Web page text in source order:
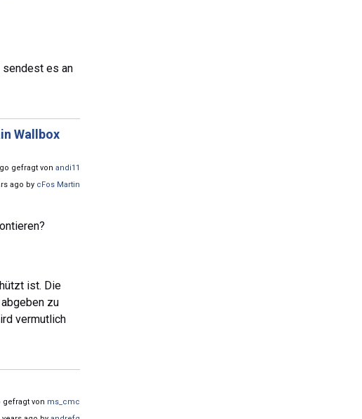
sendest es an
Wallbox
gefragt von andi11
ago by cFos Martin
ist. Die
zu
vermutlich
gefragt von ms_cmc